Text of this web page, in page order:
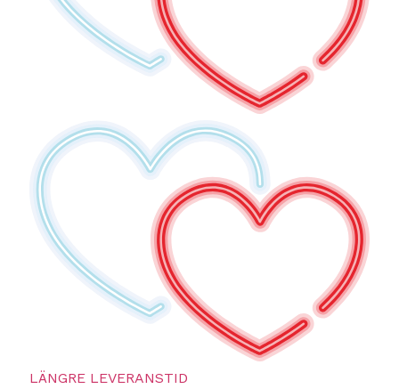
LÄNGRE LEVERANSTID